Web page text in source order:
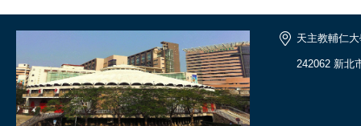
天主教輔仁
242062 新北